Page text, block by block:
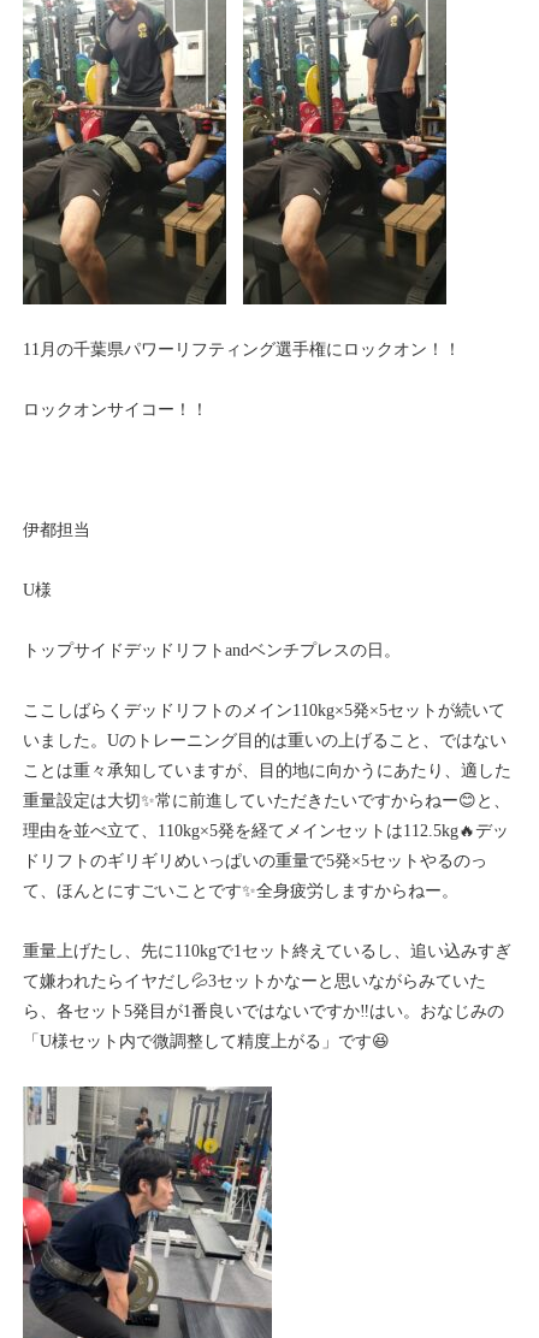
11月の千葉県パワーリフティング選手権にロックオン！！
ロックオンサイコー！！
伊都担当
U様
トップサイドデッドリフトandベンチプレスの日。
ここしばらくデッドリフトのメイン110kg×5発×5セットが続いて
いました。Uのトレーニング目的は重いの上げること、ではない
ことは重々承知していますが、目的地に向かうにあたり、適した
重量設定は大切✨常に前進していただきたいですからねー😊と、
理由を並べ立て、110kg×5発を経てメインセットは112.5kg🔥デッ
ドリフトのギリギリめいっぱいの重量で5発×5セットやるのっ
て、ほんとにすごいことです✨全身疲労しますからねー。
重量上げたし、先に110kgで1セット終えているし、追い込みすぎ
て嫌われたらイヤだし💦3セットかなーと思いながらみていた
ら、各セット5発目が1番良いではないですか‼️はい。おなじみの
「U様セット内で微調整して精度上がる」です😆